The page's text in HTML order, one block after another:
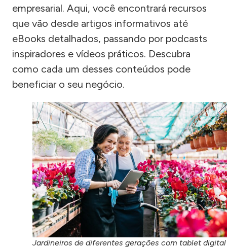
empresarial. Aqui, você encontrará recursos
que vão desde artigos informativos até
eBooks detalhados, passando por podcasts
inspiradores e vídeos práticos. Descubra
como cada um desses conteúdos pode
beneficiar o seu negócio.
Jardineiros de diferentes gerações com tablet digital